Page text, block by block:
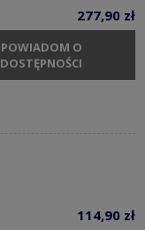
277,90 zł
POWIADOM O
DOSTĘPNOŚCI
114,90 zł